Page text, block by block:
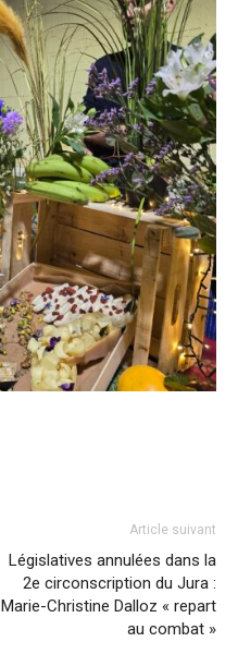
Article suivant
Législatives annulées dans la
2e circonscription du Jura :
Marie-Christine Dalloz « repart
au combat »